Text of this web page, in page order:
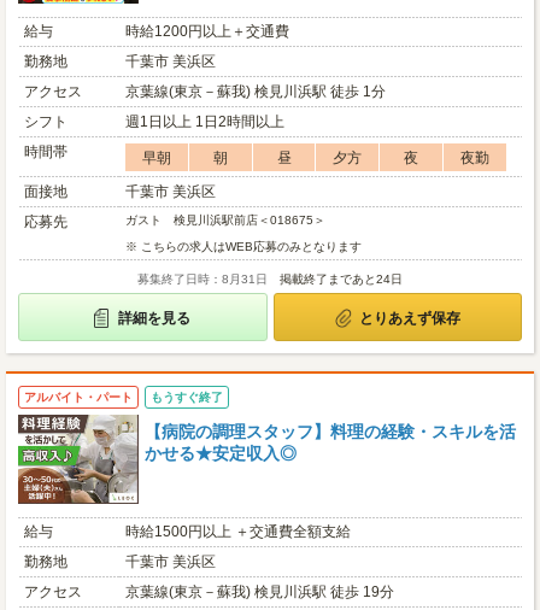
給与
時給1200円以上＋交通費
勤務地
千葉市 美浜区
アクセス
京葉線(東京－蘇我) 検見川浜駅 徒歩 1分
シフト
週1日以上 1日2時間以上
時間帯
早朝 朝 昼 夕方 夜
夜勤
面接地
千葉市 美浜区
応募先
ガスト 検見川浜駅前店＜018675＞
※ こちらの求人はWEB応募のみとなります
募集終了日時：8月31日 掲載終了まであと24日
詳細を見る とりあえず保存
アルバイト・パート もうすぐ終了
【病院の調理スタッフ】料理の経験・スキルを活
かせる★安定収入◎
給与
時給1500円以上 ＋交通費全額支給
勤務地
千葉市 美浜区
アクセス
京葉線(東京－蘇我) 検見川浜駅 徒歩 19分